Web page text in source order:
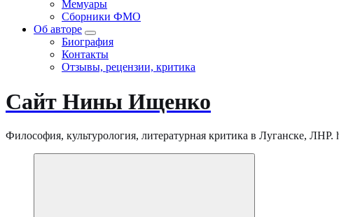
Мемуары
Сборники ФМО
Об авторе
Биография
Контакты
Отзывы, рецензии, критика
Сайт Нины Ищенко
Философия, культурология, литературная критика в Луганске, ЛНР.